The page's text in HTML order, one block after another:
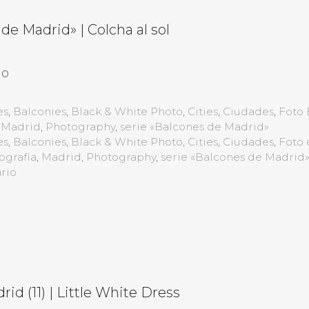
Madrid» | Colcha al sol
, Balconies, Black & White Photo, Cities, Ciudades, Foto
Madrid, Photography, serie «Balcones de Madrid»
, Balconies, Black & White Photo, Cities, Ciudades, Foto
, Madrid, Photography, serie «Balcones de Madrid»
(11) | Little White Dress